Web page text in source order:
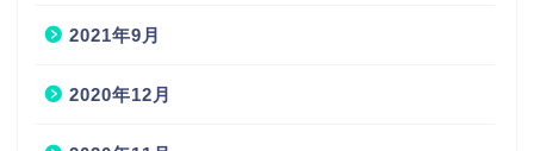
2021年9月
2020年12月